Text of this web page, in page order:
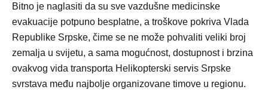
Bitno je naglasiti da su sve vazdušne medicinske
evakuacije potpuno besplatne, a troškove pokriva Vlada
Republike Srpske, čime se ne može pohvaliti veliki broj
zemalja u svijetu, a sama mogućnost, dostupnost i brzina
ovakvog vida transporta Helikopterski servis Srpske
svrstava među najbolje organizovane timove u regionu.